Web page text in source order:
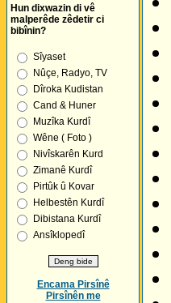
Hun dixwazin di vê
malperêde zêdetir ci
bibînin?
Sîyaset
Nûçe, Radyo, TV
Dîroka Kudistan
Cand & Huner
Muzîka Kurdî
Wêne ( Foto )
Nivîskarên Kurd
Zimanê Kurdî
Pirtûk û Kovar
Helbestên Kurdî
Dibistana Kurdî
Ansîklopedî
Encama Pirsînê
Pirsînên me